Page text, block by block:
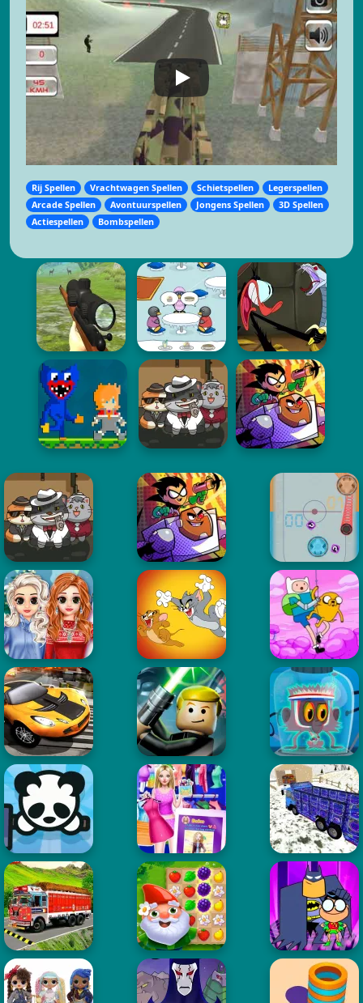
Rij Spellen Vrachtwagen Spellen Schietspellen
Legerspellen
Arcade Spellen
Avontuurspellen Jongens Spellen
3D Spellen
Actiespellen
Bombspellen